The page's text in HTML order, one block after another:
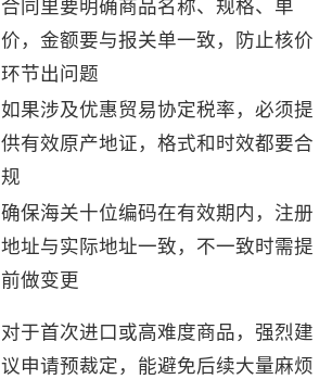
价，金额要与报关单一致，防止核价
环节出问题
如果涉及优惠贸易协定税率，必须提
供有效原产地证，格式和时效都要合
规
确保海关十位编码在有效期内，注册
地址与实际地址一致，不一致时需提
前做变更
对于首次进口或高难度商品，强烈建
议申请预裁定，能避免后续大量麻烦